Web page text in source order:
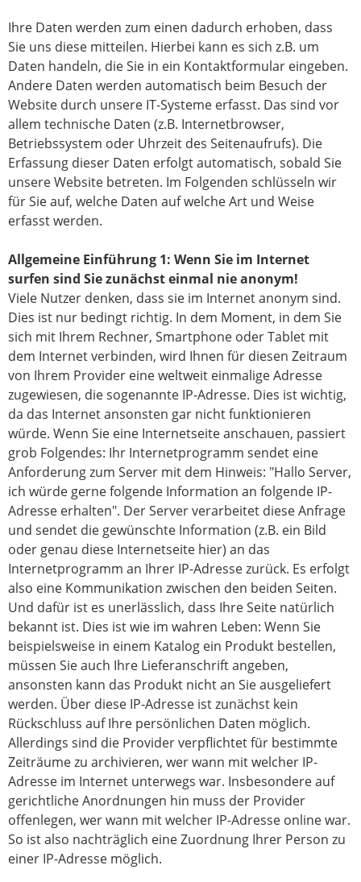
Ihre Daten werden zum einen dadurch erhoben, dass
Sie uns diese mitteilen. Hierbei kann es sich z.B. um
Daten handeln, die Sie in ein Kontaktformular eingeben.
Andere Daten werden automatisch beim Besuch der
Website durch unsere IT-Systeme erfasst. Das sind vor
allem technische Daten (z.B. Internetbrowser,
Betriebssystem oder Uhrzeit des Seitenaufrufs). Die
Erfassung dieser Daten erfolgt automatisch, sobald Sie
unsere Website betreten. Im Folgenden schlüsseln wir
für Sie auf, welche Daten auf welche Art und Weise
erfasst werden.
Allgemeine Einführung 1: Wenn Sie im Internet
surfen sind Sie zunächst einmal nie anonym!
Viele Nutzer denken, dass sie im Internet anonym sind.
Dies ist nur bedingt richtig. In dem Moment, in dem Sie
sich mit Ihrem Rechner, Smartphone oder Tablet mit
dem Internet verbinden, wird Ihnen für diesen Zeitraum
von Ihrem Provider eine weltweit einmalige Adresse
zugewiesen, die sogenannte IP-Adresse. Dies ist wichtig,
da das Internet ansonsten gar nicht funktionieren
würde. Wenn Sie eine Internetseite anschauen, passiert
grob Folgendes: Ihr Internetprogramm sendet eine
Anforderung zum Server mit dem Hinweis: "Hallo Server,
ich würde gerne folgende Information an folgende IP-
Adresse erhalten". Der Server verarbeitet diese Anfrage
und sendet die gewünschte Information (z.B. ein Bild
oder genau diese Internetseite hier) an das
Internetprogramm an Ihrer IP-Adresse zurück. Es erfolgt
also eine Kommunikation zwischen den beiden Seiten.
Und dafür ist es unerlässlich, dass Ihre Seite natürlich
bekannt ist. Dies ist wie im wahren Leben: Wenn Sie
beispielsweise in einem Katalog ein Produkt bestellen,
müssen Sie auch Ihre Lieferanschrift angeben,
ansonsten kann das Produkt nicht an Sie ausgeliefert
werden. Über diese IP-Adresse ist zunächst kein
Rückschluss auf Ihre persönlichen Daten möglich.
Allerdings sind die Provider verpflichtet für bestimmte
Zeiträume zu archivieren, wer wann mit welcher IP-
Adresse im Internet unterwegs war. Insbesondere auf
gerichtliche Anordnungen hin muss der Provider
offenlegen, wer wann mit welcher IP-Adresse online war.
So ist also nachträglich eine Zuordnung Ihrer Person zu
einer IP-Adresse möglich.